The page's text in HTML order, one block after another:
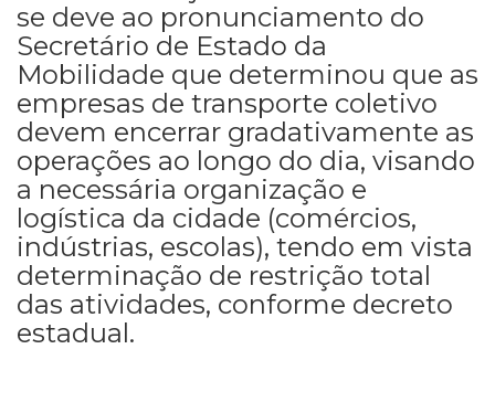
se deve ao pronunciamento do
Secretário de Estado da
Mobilidade que determinou que as
empresas de transporte coletivo
devem encerrar gradativamente as
operações ao longo do dia, visando
a necessária organização e
logística da cidade (comércios,
indústrias, escolas), tendo em vista
determinação de restrição total
das atividades, conforme decreto
estadual.